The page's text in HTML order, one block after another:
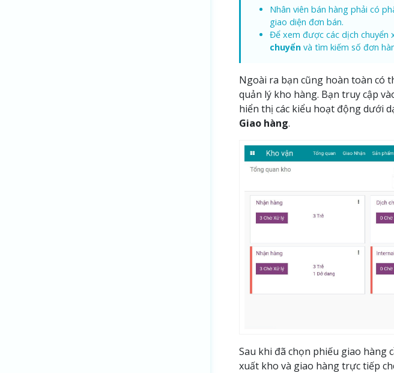
Nhân viên bán hàng phải có
giao diện đơn bán.
Để xem được các dịch chuyển
chuyển và tìm kiếm số đơn
Ngoài ra bạn cũng hoàn toàn có
quản lý kho hàng. Bạn truy cập
hiển thị các kiểu hoạt động dưới
Giao hàng.
Sau khi đã chọn phiếu giao hàng
xuất kho và giao hàng trực tiếp